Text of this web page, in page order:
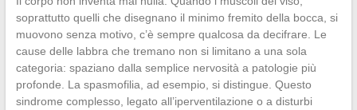
soprattutto quelli che disegnano il minimo fremito della bocca, si
muovono senza motivo, c’è sempre qualcosa da decifrare. Le
cause delle labbra che tremano non si limitano a una sola
categoria: spaziano dalla semplice nervosità a patologie più
profonde. La spasmofilia, ad esempio, si distingue. Questo
sindrome complesso, legato all’iperventilazione o a disturbi